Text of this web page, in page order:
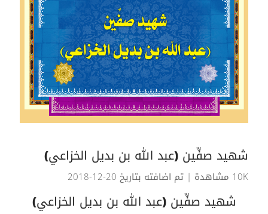
شهيد صفِّين (عبد الله بن بديل الخزاعي)
10K مشاهدة | تم اضافته بتاريخ 20-12-2018
شهيد صفِّين (عبد الله بن بديل الخزاعي)